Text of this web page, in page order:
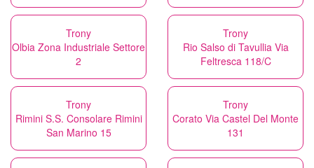
Trony
Olbia Zona Industriale Settore
2
Trony
Rio Salso di Tavullia Via
Feltresca 118/C
Trony
Rimini S.S. Consolare Rimini
San Marino 15
Trony
Corato Via Castel Del Monte
131